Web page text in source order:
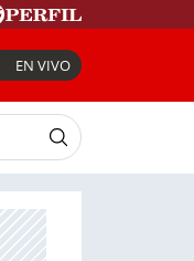
EN VIVO